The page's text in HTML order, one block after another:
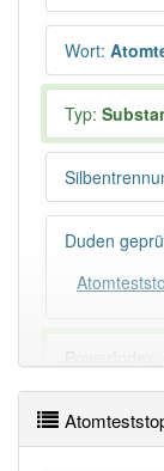
Wort:
Typ:
Duden
Häufigkeit: